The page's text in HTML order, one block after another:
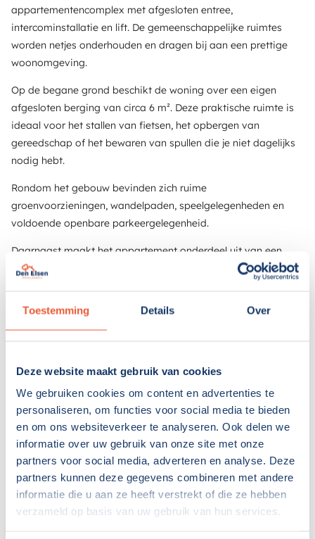
Toestemming Details Over
Deze website maakt gebruik van cookies
We gebruiken cookies om content en advertenties te
personaliseren, om functies voor social media te bieden
en om ons websiteverkeer te analyseren. Ook delen we
informatie over uw gebruik van onze site met onze
partners voor social media, adverteren en analyse. Deze
partners kunnen deze gegevens combineren met andere
informatie die u aan ze heeft verstrekt of die ze hebben
verzameld op basis van uw gebruik van hun services.
appartementencomplex met afgesloten entree,
intercominstallatie en lift. De gemeenschappelijke ruimtes
worden netjes onderhouden en dragen bij aan een prettige
woonomgeving.
Op de begane grond beschikt de woning over een eigen
afgesloten berging van circa 6 m². Deze praktische ruimte is
ideaal voor het stallen van fietsen, het opbergen van
gereedschap of het bewaren van spullen die je niet dagelijks
nodig hebt.
Rondom het gebouw bevinden zich ruime
groenvoorzieningen, wandelpaden, speelgelegenheden en
voldoende openbare parkeergelegenheid.
Daarnaast maakt het appartement onderdeel uit van een
actieve Vereniging van Eigenaren. De VvE draagt zorg voor
en voorzieningen binnen het complex. De maandelijkse
bijdrage bedraagt € 341,-, waarvan circa € 85,- bestaat uit
Omgeving
woonomgeving in Leiderdorp. De wijk kenmerkt zich door de
aanwezigheid van veel openbaar groen, brede woonstraten,
speelvoorzieningen en wandelpaden. Rondom het
appartementencomplex bevinden zich grasvelden en
volwassen bomen, waardoor je dagelijks geniet van een
prettige en rustige woonomgeving.
Voor de dagelijkse boodschappen zijn diverse voorzieningen